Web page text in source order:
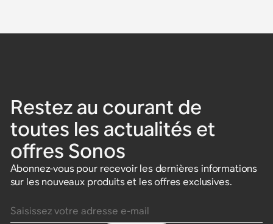
Restez au courant de
toutes les actualités et
offres Sonos
Abonnez-vous pour recevoir les dernières informations
sur les nouveaux produits et les offres exclusives.